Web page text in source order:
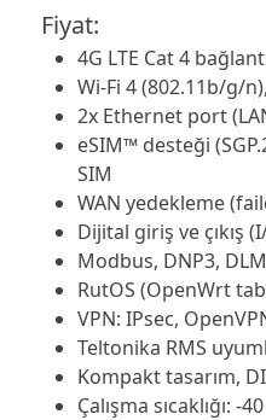
Fiyat:
4G LTE Cat 4
Wi-Fi 4 (802.11b/g/
2x Ethernet port
eSIM™ desteği
SIM
WAN yedekleme
Dijital giriş ve çıkış
Modbus, DNP3,
RutOS (OpenWrt
VPN: IPsec,
Teltonika RMS
Kompakt tasarım,
Çalışma sıcaklığı: -